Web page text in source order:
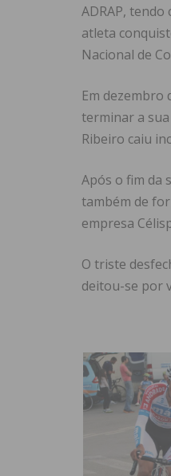
ADRAP,
atleta
Nacional de
Em dezembro
terminar a
Ribeiro caiu
Após o fim da
também de
empresa
O triste
deitou-se por